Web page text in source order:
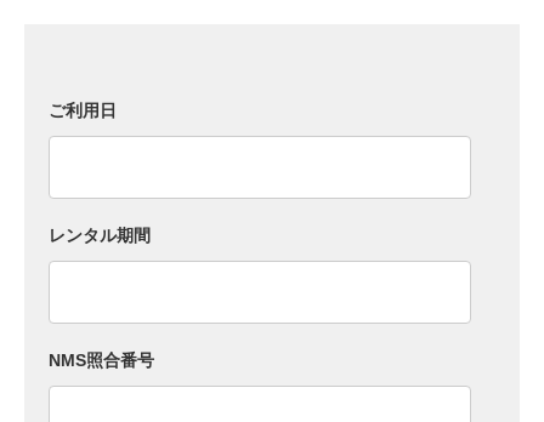
ご利用日
レンタル期間
NMS照合番号